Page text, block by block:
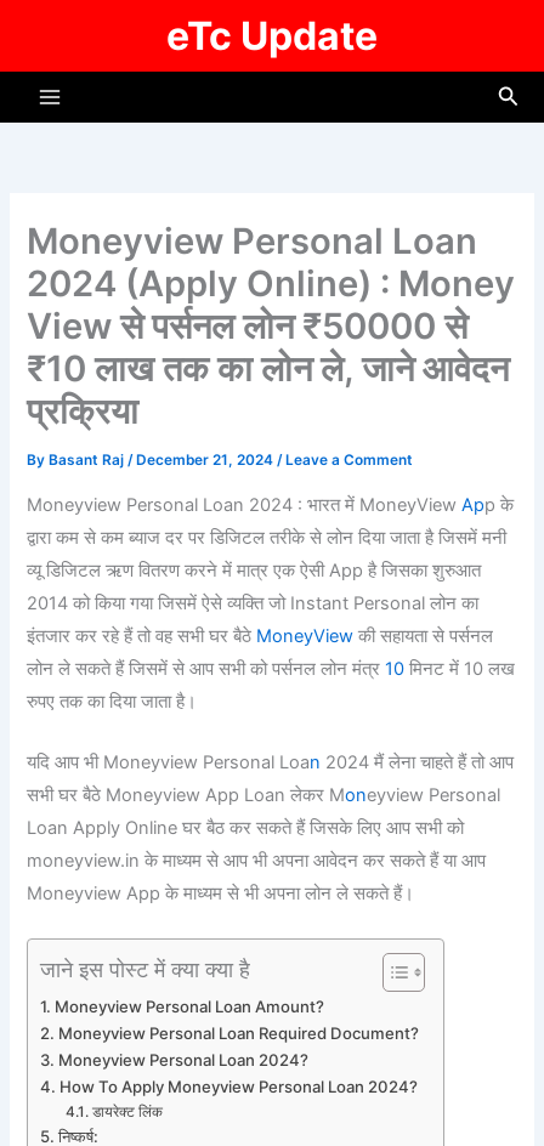
eTc Update
Moneyview Personal Loan
2024 (Apply Online) : Money
View से पर्सनल लोन ₹50000 से
₹10 लाख तक का लोन ले, जाने आवेदन
प्रक्रिया
By Basant Raj/ December 21, 2024/ Leave a Comment
Moneyview Personal Loan 2024 : भारत में MoneyViewApp के
द्वारा कम से कम ब्याज दर पर डिजिटल तरीके से लोन दिया जाता है जिसमें मनी
व्यू डिजिटल ऋण वितरण करने में मात्र एक ऐसी App है जिसका शुरुआत
2014 को किया गया जिसमें ऐसे व्यक्ति जो Instant Personal लोन का
इंतजार कर रहे हैं तो वह सभी घर बैठे MoneyView की सहायता से पर्सनल
लोन ले सकते हैं जिसमें से आप सभी को पर्सनल लोन मंत्र 10 मिनट में 10 लख
रुपए तक का दिया जाता है।
यदि आप भी Moneyview Personal Loan 2024 मैं लेना चाहते हैं तो आप
सभी घर बैठे Moneyview App Loan लेकर Moneyview Personal
Loan Apply Online घर बैठ कर सकते हैं जिसके लिए आप सभी को
moneyview.in के माध्यम से आप भी अपना आवेदन कर सकते हैं या आप
Moneyview App के माध्यम से भी अपना लोन ले सकते हैं।
जाने इस पोस्ट में क्या क्या है
Moneyview Personal Loan Amount?
Moneyview Personal Loan Required Document?
Moneyview Personal Loan 2024?
How To Apply Moneyview Personal Loan 2024?
डायरेक्ट लिंक
निष्कर्ष: